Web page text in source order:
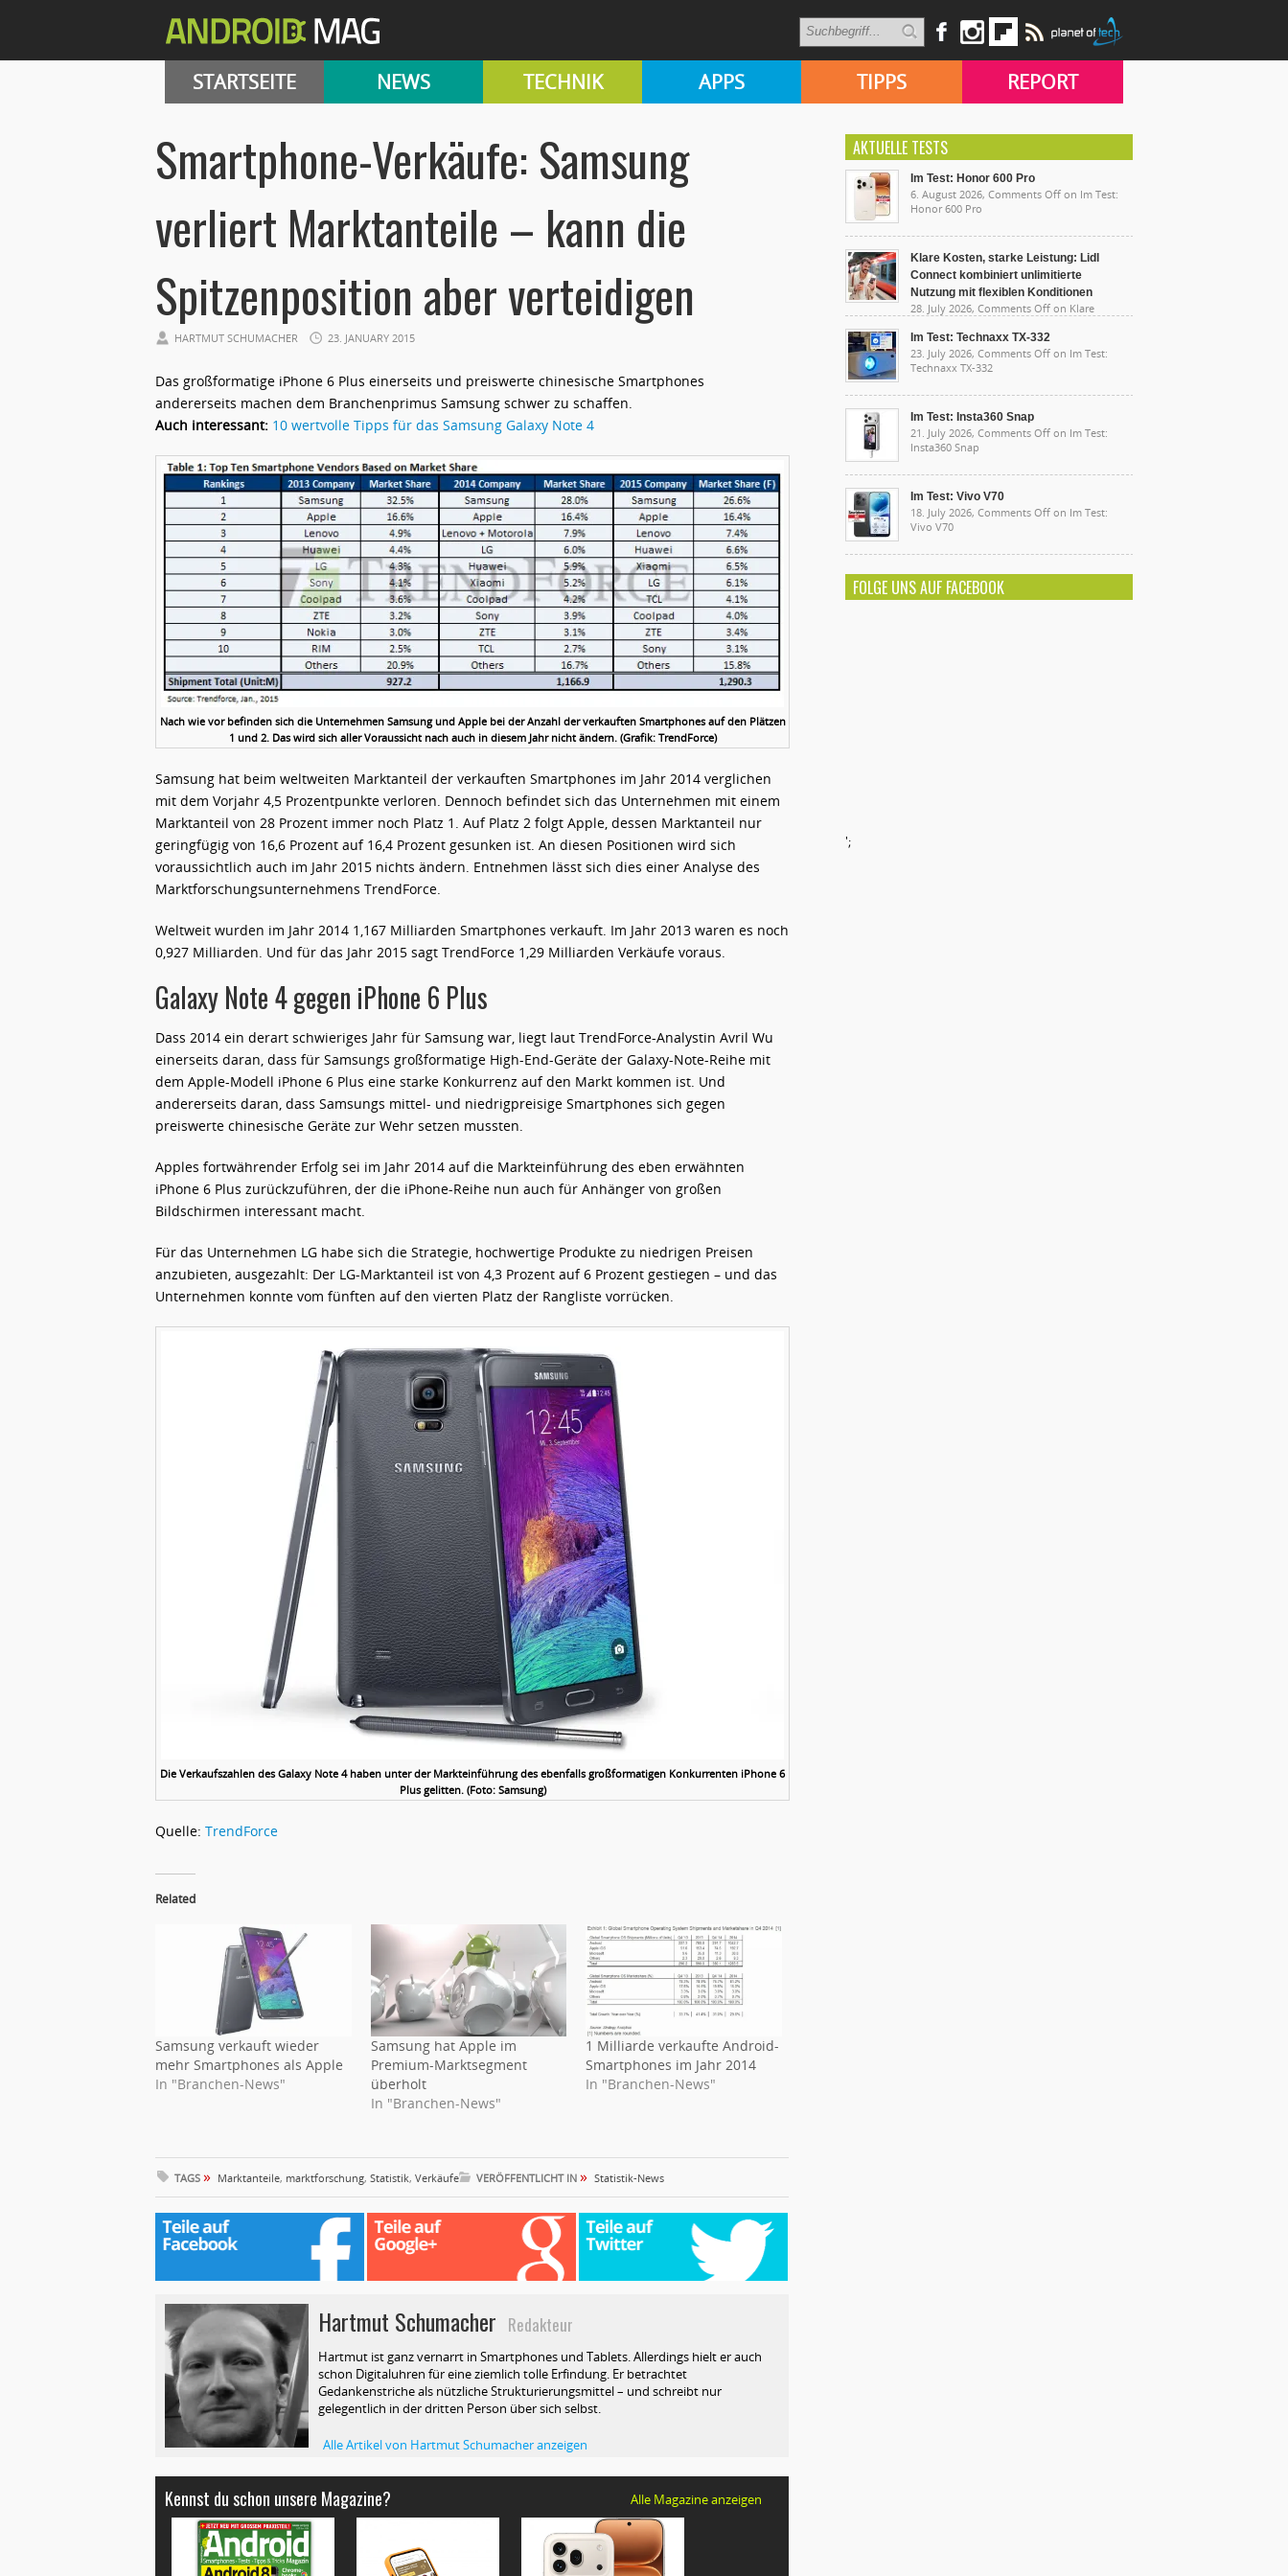
STARTSEITE NEWS TECHNIK APPS TIPPS REPORT
Smartphone-Verkäufe: Samsung
verliert Marktanteile – kann die
Spitzenposition aber verteidigen
HARTMUT SCHUMACHER 23. JANUARY 2015
Das großformatige iPhone 6 Plus einerseits und preiswerte chinesische Smartphones
andererseits machen dem Branchenprimus Samsung schwer zu schaffen.
Auch interessant: 10 wertvolle Tipps für das Samsung Galaxy Note 4
Nach wie vor befinden sich die Unternehmen Samsung und Apple bei der Anzahl der verkauften Smartphones auf den Plätzen
1 und 2. Das wird sich aller Voraussicht nach auch in diesem Jahr nicht ändern. (Grafik: TrendForce)
Samsung hat beim weltweiten Marktanteil der verkauften Smartphones im Jahr 2014 verglichen
mit dem Vorjahr 4,5 Prozentpunkte verloren. Dennoch befindet sich das Unternehmen mit einem
Marktanteil von 28 Prozent immer noch Platz 1. Auf Platz 2 folgt Apple, dessen Marktanteil nur
geringfügig von 16,6 Prozent auf 16,4 Prozent gesunken ist. An diesen Positionen wird sich
voraussichtlich auch im Jahr 2015 nichts ändern. Entnehmen lässt sich dies einer Analyse des
Marktforschungsunternehmens TrendForce.
Weltweit wurden im Jahr 2014 1,167 Milliarden Smartphones verkauft. Im Jahr 2013 waren es noch
0,927 Milliarden. Und für das Jahr 2015 sagt TrendForce 1,29 Milliarden Verkäufe voraus.
Galaxy Note 4 gegen iPhone 6 Plus
Dass 2014 ein derart schwieriges Jahr für Samsung war, liegt laut TrendForce-Analystin Avril Wu
einerseits daran, dass für Samsungs großformatige High-End-Geräte der Galaxy-Note-Reihe mit
dem Apple-Modell iPhone 6 Plus eine starke Konkurrenz auf den Markt kommen ist. Und
andererseits daran, dass Samsungs mittel- und niedrigpreisige Smartphones sich gegen
preiswerte chinesische Geräte zur Wehr setzen mussten.
Apples fortwährender Erfolg sei im Jahr 2014 auf die Markteinführung des eben erwähnten
iPhone 6 Plus zurückzuführen, der die iPhone-Reihe nun auch für Anhänger von großen
Bildschirmen interessant macht.
Für das Unternehmen LG habe sich die Strategie, hochwertige Produkte zu niedrigen Preisen
anzubieten, ausgezahlt: Der LG-Marktanteil ist von 4,3 Prozent auf 6 Prozent gestiegen – und das
Unternehmen konnte vom fünften auf den vierten Platz der Rangliste vorrücken.
Die Verkaufszahlen des Galaxy Note 4 haben unter der Markteinführung des ebenfalls großformatigen Konkurrenten iPhone 6
Plus gelitten. (Foto: Samsung)
Quelle: TrendForce
Related
Samsung verkauft wieder
mehr Smartphones als Apple
In "Branchen-News"
Samsung hat Apple im
Premium-Marktsegment
überholt
In "Branchen-News"
1 Milliarde verkaufte Android-
Smartphones im Jahr 2014
In "Branchen-News"
TAGS » Marktanteile, marktforschung, Statistik, Verkäufe VERÖFFENTLICHT IN » Statistik-News
Hartmut Schumacher Redakteur
Hartmut ist ganz vernarrt in Smartphones und Tablets. Allerdings hielt er auch
schon Digitaluhren für eine ziemlich tolle Erfindung. Er betrachtet
Gedankenstriche als nützliche Strukturierungsmittel – und schreibt nur
gelegentlich in der dritten Person über sich selbst.
Alle Artikel von Hartmut Schumacher anzeigen
Kennst du schon unsere Magazine? Alle Magazine anzeigen
AKTUELLE TESTS
Im Test: Honor 600 Pro
6. August 2026, Comments Off on Im Test:
Honor 600 Pro
Klare Kosten, starke Leistung: Lidl
Connect kombiniert unlimitierte
Nutzung mit flexiblen Konditionen
28. July 2026, Comments Off on Klare
unlimitierte Nutzung mit flexiblen Konditionen
Im Test: Technaxx TX-332
23. July 2026, Comments Off on Im Test:
Technaxx TX-332
Im Test: Insta360 Snap
21. July 2026, Comments Off on Im Test:
Insta360 Snap
Im Test: Vivo V70
18. July 2026, Comments Off on Im Test:
Vivo V70
FOLGE UNS AUF FACEBOOK
';